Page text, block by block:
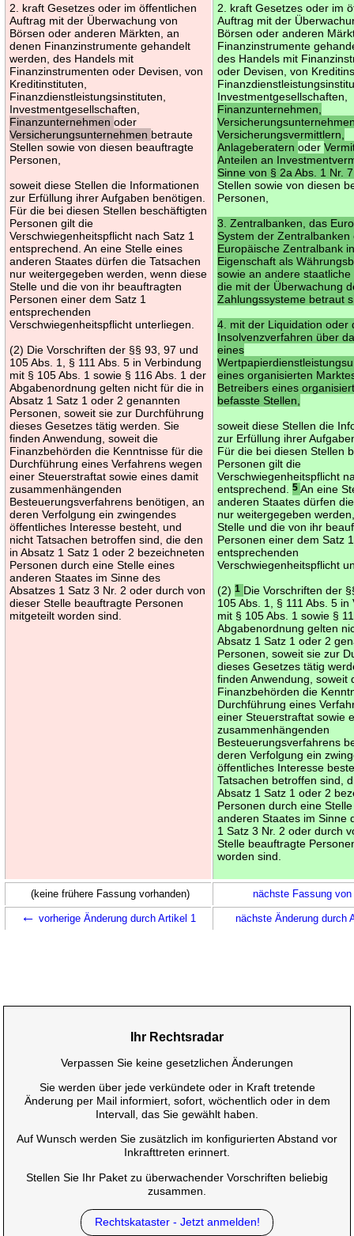
2. kraft Gesetzes oder im öffentlichen
Auftrag mit der Überwachung von
Börsen oder anderen Märkten, an
denen Finanzinstrumente gehandelt
werden, des Handels mit
Finanzinstrumenten oder Devisen, von
Kreditinstituten,
Finanzdienstleistungsinstituten,
Investmentgesellschaften,
Finanzunternehmenoder
Versicherungsunternehmen betraute
Stellen sowie von diesen beauftragte
Personen,
soweit diese Stellen die Informationen
zur Erfüllung ihrer Aufgaben benötigen.
Für die bei diesen Stellen beschäftigten
Personen gilt die
Verschwiegenheitspflicht nach Satz 1
entsprechend. An eine Stelle eines
anderen Staates dürfen die Tatsachen
nur weitergegeben werden, wenn diese
Stelle und die von ihr beauftragten
Personen einer dem Satz 1
entsprechenden
Verschwiegenheitspflicht unterliegen.
(2) Die Vorschriften der §§ 93, 97 und
105 Abs. 1, § 111 Abs. 5 in Verbindung
mit § 105 Abs. 1 sowie § 116 Abs. 1 der
Abgabenordnung gelten nicht für die in
Absatz 1 Satz 1 oder 2 genannten
Personen, soweit sie zur Durchführung
dieses Gesetzes tätig werden. Sie
finden Anwendung, soweit die
Finanzbehörden die Kenntnisse für die
Durchführung eines Verfahrens wegen
einer Steuerstraftat sowie eines damit
zusammenhängenden
Besteuerungsverfahrens benötigen, an
deren Verfolgung ein zwingendes
öffentliches Interesse besteht, und
nicht Tatsachen betroffen sind, die den
in Absatz 1 Satz 1 oder 2 bezeichneten
Personen durch eine Stelle eines
anderen Staates im Sinne des
Absatzes 1 Satz 3 Nr. 2 oder durch von
dieser Stelle beauftragte Personen
mitgeteilt worden sind.
2. kraft Gesetzes oder im
Auftrag mit der
Börsen oder anderen
Finanzinstrumente
des Handels mit
oder Devisen, von
Investmentgesellschaften,
Finanzunternehmen,
Versicherungsvermittlern,
Anlageberaternoder
Anteilen an
Sinne von § 2a Abs. 1 Nr.
Stellen sowie von diesen
Personen,
3. Zentralbanken, das
System der Zentralbanken
Europäische Zentralbank
Eigenschaft als
sowie an andere
die mit der Überwachung
Zahlungssysteme betraut
4. mit der Liquidation oder
Insolvenzverfahren über
eines
eines organisierten
Betreibers eines
befasste Stellen,
soweit diese Stellen die
zur Erfüllung ihrer
Für die bei diesen Stellen
Personen gilt die
Verschwiegenheitspflicht
entsprechend.5 An eine
anderen Staates dürfen
nur weitergegeben
Stelle und die von ihr
Personen einer dem Satz 1
entsprechenden
Verschwiegenheitspflicht
(2)1 Die Vorschriften der
105 Abs. 1, § 111 Abs. 5 in
mit § 105 Abs. 1 sowie §
Abgabenordnung gelten
Absatz 1 Satz 1 oder 2
Personen, soweit sie zur
dieses Gesetzes tätig
finden Anwendung, soweit
Finanzbehörden die
Durchführung eines
einer Steuerstraftat sowie
zusammenhängenden
Besteuerungsverfahrens
deren Verfolgung ein
öffentliches Interesse
Tatsachen betroffen sind,
Absatz 1 Satz 1 oder 2
Personen durch eine
anderen Staates im Sinne
1 Satz 3 Nr. 2 oder durch
Stelle beauftragte
worden sind.
(keine frühere Fassung vorhanden) nächste Fassung
← vorherige Änderung durch Artikel 1 nächste Änderung durch
Ihr Rechtsradar
Verpassen Sie keine gesetzlichen Änderungen
Sie werden über jede verkündete oder in Kraft tretende
Änderung per Mail informiert, sofort, wöchentlich oder in dem
Intervall, das Sie gewählt haben.
Auf Wunsch werden Sie zusätzlich im konfigurierten Abstand vor
Inkrafttreten erinnert.
Stellen Sie Ihr Paket zu überwachender Vorschriften beliebig
zusammen.
Rechtskataster - Jetzt anmelden!